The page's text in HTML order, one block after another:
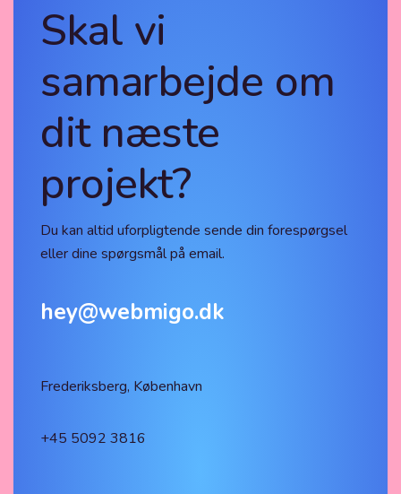
Skal vi
samarbejde om
dit næste
projekt?
Du kan altid uforpligtende sende din forespørgsel
eller dine spørgsmål på email.
hey@webmigo.dk
Frederiksberg, København
+45 5092 3816